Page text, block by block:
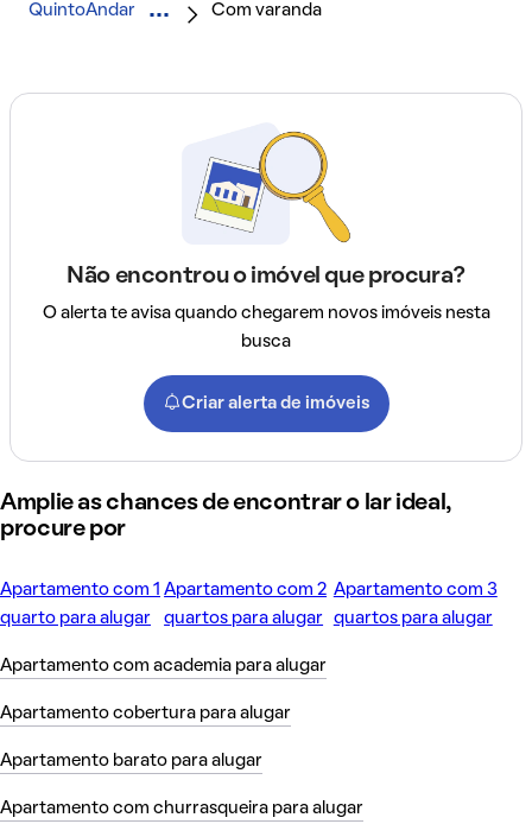
QuintoAndar Com varanda
Não encontrou o imóvel que procura?
O alerta te avisa quando chegarem novos imóveis nesta
busca
Criar alerta de imóveis
Amplie as chances de encontrar o lar ideal,
procure por
Apartamento com 1
quarto para alugar
Apartamento com 2
quartos para alugar
Apartamento com 3
quartos para alugar
Apartamento com academia para alugar
Apartamento cobertura para alugar
Apartamento barato para alugar
Apartamento com churrasqueira para alugar